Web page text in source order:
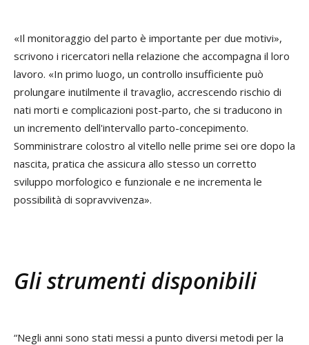
«Il monitoraggio del parto è importante per due motivi»,
scrivono i ricercatori nella relazione che accompagna il loro
lavoro. «In primo luogo, un controllo insufficiente può
prolungare inutilmente il travaglio, accrescendo rischio di
nati morti e complicazioni post-parto, che si traducono in
un incremento dell'intervallo parto-concepimento.
Somministrare colostro al vitello nelle prime sei ore dopo la
nascita, pratica che assicura allo stesso un corretto
sviluppo morfologico e funzionale e ne incrementa le
possibilità di sopravvivenza».
Gli strumenti disponibili
“Negli anni sono stati messi a punto diversi metodi per la